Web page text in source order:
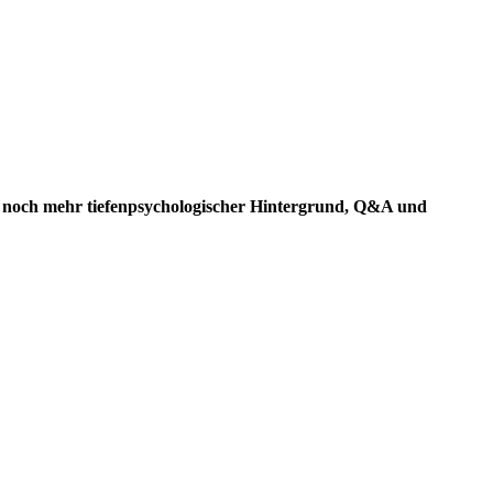
mehr tiefenpsychologischer Hintergrund, Q&A und